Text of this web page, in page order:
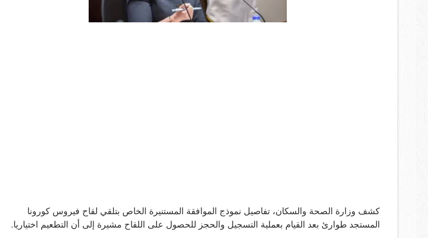
كشف وزارة الصحة والسكان، تفاصيل نموذج الموافقة المستنيرة الخاص بتلقي لقاح فيروس كورونا
المستجد طوارئ بعد القيام بعملية التسجيل والحجز للحصول على اللقاح مشيرة إلى أن التطعيم اختياريا.